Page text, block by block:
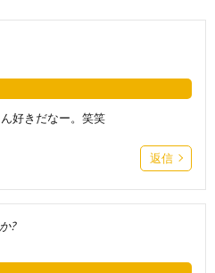
好きだなー。笑笑
返信
?